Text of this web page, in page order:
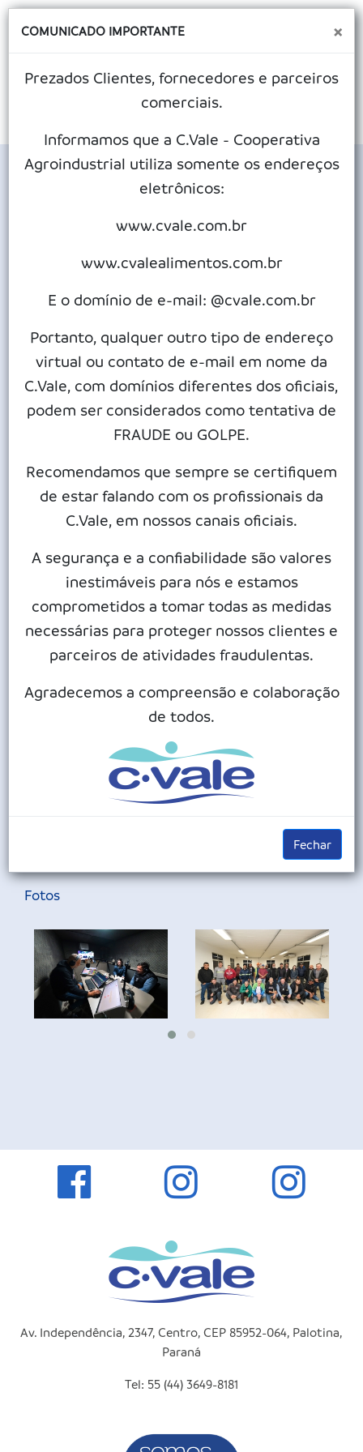
MENU
Dois anos de estrada
Publicado em 12/06/2026
Em continuação às comemorações do aniversário de dois
transmitiu o programa Acorde com o Nego, direto do pátio de
triagem. Os caminhoneiros presentes puderam interagir com
o locutor e participaram de um café da manhã, oferecido pela
cooperativa.
O coordenador da indústria Messias Felix e a supervisora
Carla Coelho representaram a C.Vale durante a programação,
“Esse momento foi para comemorar com quem ajuda a
esmagadora funcionar”, enfatizou Messias.
O caminhoneiro Vilson da Luz estava com uma carreta nove
eixos para carregar óleo, com sorriso no rosto, ele elogiou a
ação. “Gosto muito de trabalhar com a C.Vale e essa festa de
Compartilhar Compartilhar
Fotos
COMUNICADO IMPORTANTE ×
Prezados Clientes, fornecedores e parceiros
comerciais.
Informamos que a C.Vale - Cooperativa
Agroindustrial utiliza somente os endereços
eletrônicos:
www.cvale.com.br
www.cvalealimentos.com.br
E o domínio de e-mail: @cvale.com.br
Portanto, qualquer outro tipo de endereço
virtual ou contato de e-mail em nome da
C.Vale, com domínios diferentes dos oficiais,
podem ser considerados como tentativa de
FRAUDE ou GOLPE.
Recomendamos que sempre se certifiquem
de estar falando com os profissionais da
C.Vale, em nossos canais oficiais.
A segurança e a confiabilidade são valores
inestimáveis para nós e estamos
comprometidos a tomar todas as medidas
necessárias para proteger nossos clientes e
parceiros de atividades fraudulentas.
Agradecemos a compreensão e colaboração
de todos.
Fechar
Av. Independência, 2347, Centro, CEP 85952-064, Palotina,
Paraná
Tel: 55 (44) 3649-8181